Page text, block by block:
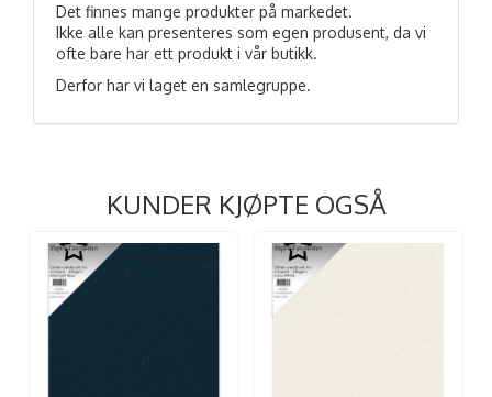
Det finnes mange produkter på markedet.
Ikke alle kan presenteres som egen produsent, da vi
ofte bare har ett produkt i vår butikk.
Derfor har vi laget en samlegruppe.
KUNDER KJØPTE OGSÅ